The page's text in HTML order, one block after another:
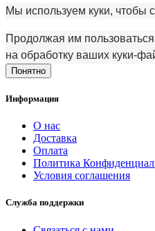
Мы используем куки, чтобы
Продолжая им
на обработку ваших
Понятно
Информация
О нас
Доставка
Оплата
Политика
Условия соглашения
Служба поддержки